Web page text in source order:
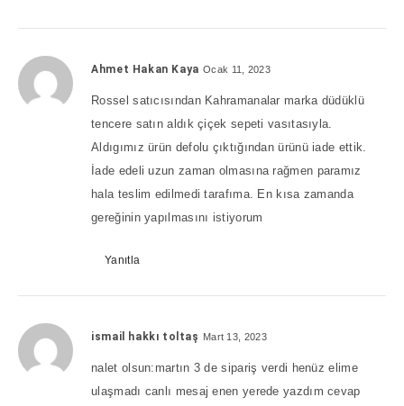
Ahmet Hakan Kaya Ocak 11, 2023
Rossel satıcısından Kahramanalar marka düdüklü
tencere satın aldık çiçek sepeti vasıtasıyla.
Aldıgımız ürün defolu çıktığından ürünü iade ettik.
İade edeli uzun zaman olmasına rağmen paramız
hala teslim edilmedi tarafıma. En kısa zamanda
gereğinin yapılmasını istiyorum
Yanıtla
ismail hakkı toltaş Mart 13, 2023
nalet olsun:martın 3 de sipariş verdi henüz elime
ulaşmadı canlı mesaj enen yerede yazdım cevap